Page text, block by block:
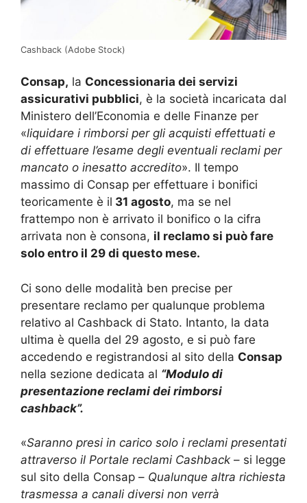
Cashback (Adobe Stock)
Consap, la Concessionaria dei servizi
assicurativi pubblici, è la società incaricata dal
Ministero dell’Economia e delle Finanze per
«liquidare i rimborsi per gli acquisti effettuati e
di effettuare l’esame degli eventuali reclami per
mancato o inesatto accredito». Il tempo
massimo di Consap per effettuare i bonifici
teoricamente è il 31 agosto, ma se nel
frattempo non è arrivato il bonifico o la cifra
arrivata non è consona, il reclamo si può fare
solo entro il 29 di questo mese.
Ci sono delle modalità ben precise per
presentare reclamo per qualunque problema
relativo al Cashback di Stato. Intanto, la data
ultima è quella del 29 agosto, e si può fare
accedendo e registrandosi al sito della Consap
nella sezione dedicata al “Modulo di
presentazione reclami dei rimborsi
cashback”.
«Saranno presi in carico solo i reclami presentati
attraverso il Portale reclami Cashback – si legge
sul sito della Consap – Qualunque altra richiesta
trasmessa a canali diversi non verrà